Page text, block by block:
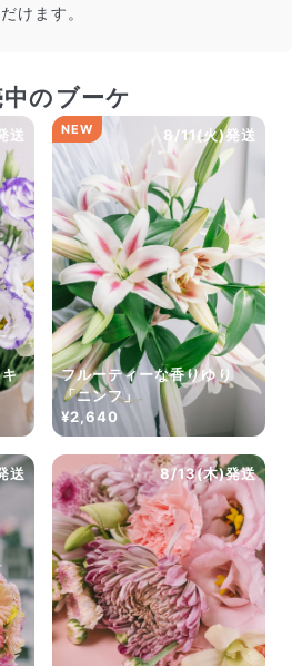
けます。
のブーケ
送 8/11(火)発送
NEW
フルーティーな香りゆり
「ニンフ」
¥2,640
送 8/13(木)発送